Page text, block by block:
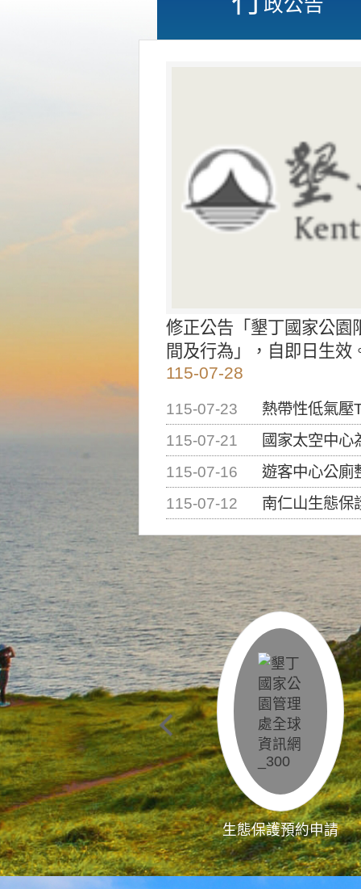
修正公告「墾丁國家公園
間及行為」，自即日生效
115-07-28
115-07-23
熱帶性低氣壓
115-07-21
國家太空中心為辦理
115-07-16
遊客中心公廁
115-07-12
南仁山生態保護區步道已完成
生態保護預約申請